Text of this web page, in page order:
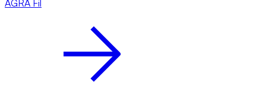
AGRA Fil